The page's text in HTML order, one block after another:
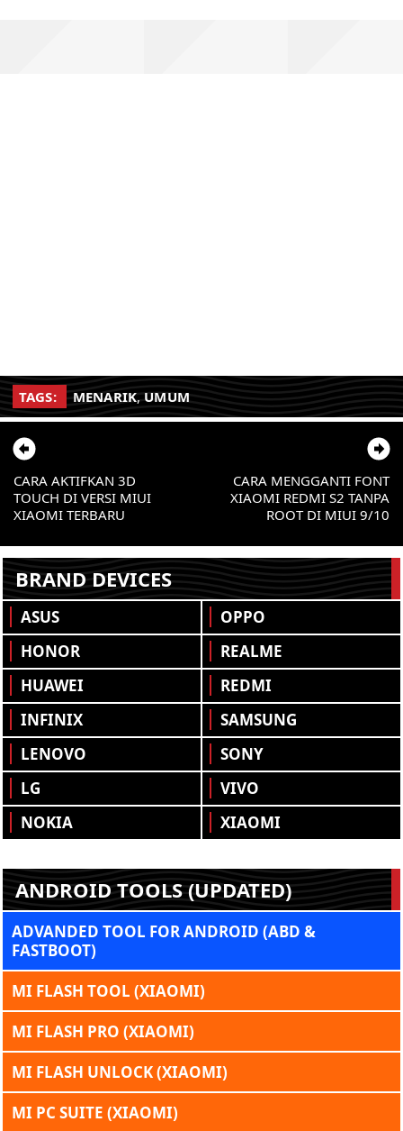
TAGS: MENARIK, UMUM
CARA MENGGANTI FONT
XIAOMI REDMI S2 TANPA
ROOT DI MIUI 9/10
CARA AKTIFKAN 3D
TOUCH DI VERSI MIUI
XIAOMI TERBARU
BRAND DEVICES
ASUS
HONOR
HUAWEI
INFINIX
LENOVO
LG
NOKIA
OPPO
REALME
REDMI
SAMSUNG
SONY
VIVO
XIAOMI
ANDROID TOOLS (UPDATED)
ADVANDED TOOL FOR ANDROID (ABD &
FASTBOOT)
MI FLASH TOOL (XIAOMI)
MI FLASH PRO (XIAOMI)
MI FLASH UNLOCK (XIAOMI)
MI PC SUITE (XIAOMI)